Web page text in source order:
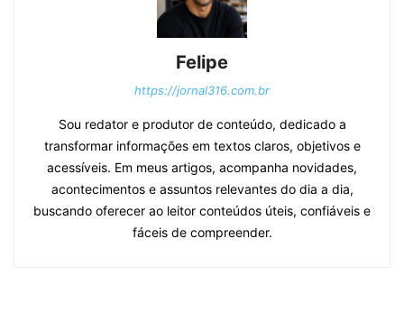
Felipe
https://jornal316.com.br
Sou redator e produtor de conteúdo, dedicado a
transformar informações em textos claros, objetivos e
acessíveis. Em meus artigos, acompanha novidades,
acontecimentos e assuntos relevantes do dia a dia,
buscando oferecer ao leitor conteúdos úteis, confiáveis e
fáceis de compreender.